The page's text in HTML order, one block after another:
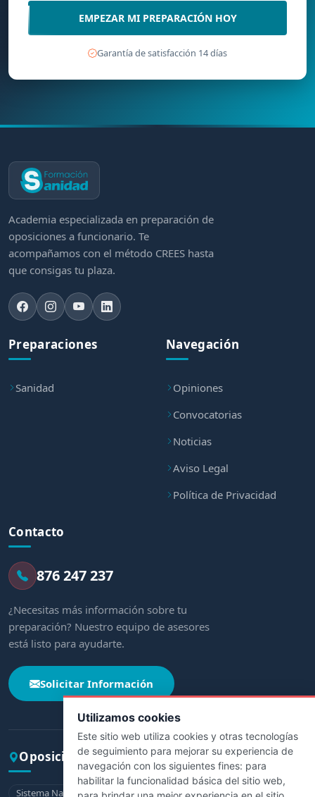
Utilizamos cookies
Este sitio web utiliza cookies y otras tecnologías
de seguimiento para mejorar su experiencia de
navegación con los siguientes fines: para
habilitar la funcionalidad básica del sitio web,
EMPEZAR MI PREPARACIÓN HOY
Garantía de satisfacción 14 días
Academia especializada en preparación de
oposiciones a funcionario. Te
acompañamos con el método CREES hasta
que consigas tu plaza.
Preparaciones
Sanidad
Navegación
Opiniones
Convocatorias
Noticias
Aviso Legal
Política de Privacidad
Contacto
876 247 237
¿Necesitas más información sobre tu
preparación? Nuestro equipo de asesores
está listo para ayudarte.
Solicitar Información
Oposiciones por comunidad
Sistema Nacional de Salud Andalucía Aragón Asturias